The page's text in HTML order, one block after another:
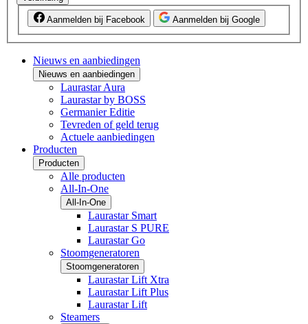
Aanmelden bij Facebook Aanmelden bij Google
Nieuws en aanbiedingen
Nieuws en aanbiedingen
Laurastar Aura
Laurastar by BOSS
Germanier Editie
Tevreden of geld terug
Actuele aanbiedingen
Producten
Producten
Alle producten
All-In-One
All-In-One
Laurastar Smart
Laurastar S PURE
Laurastar Go
Stoomgeneratoren
Stoomgeneratoren
Laurastar Lift Xtra
Laurastar Lift Plus
Laurastar Lift
Steamers